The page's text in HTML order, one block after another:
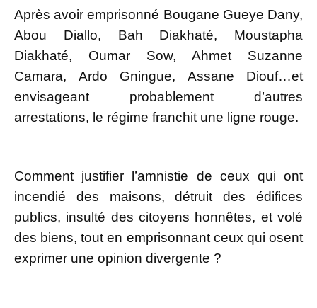
Après avoir emprisonné Bougane Gueye Dany,
Abou Diallo, Bah Diakhaté, Moustapha
Diakhaté, Oumar Sow, Ahmet Suzanne
Camara, Ardo Gningue, Assane Diouf…et
envisageant probablement d’autres
arrestations, le régime franchit une ligne rouge.
Comment justifier l’amnistie de ceux qui ont
incendié des maisons, détruit des édifices
publics, insulté des citoyens honnêtes, et volé
des biens, tout en emprisonnant ceux qui osent
exprimer une opinion divergente ?